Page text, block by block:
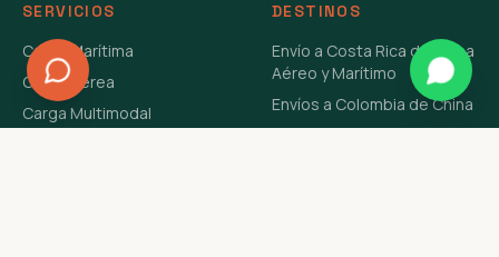
SERVICIOS
Carga Marítima
Carga Aérea
Carga Multimodal
DESTINOS
Envío a Costa Rica de China
Aéreo y Marítimo
Envíos a Colombia de China